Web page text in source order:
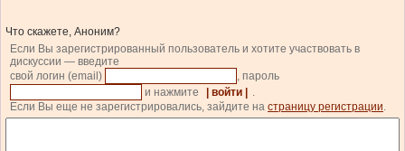
Что скажете, Аноним?
Если Вы зарегистрированный пользователь и хотите участвовать в
дискуссии — введите
свой логин (email)
, пароль
и нажмите
| войти |
.
Если Вы еще не зарегистрировались, зайдите на страницу регистрации.